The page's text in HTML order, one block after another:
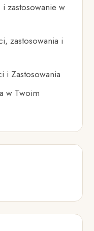
zastosowanie w
zastosowania i
i Zastosowania
w Twoim